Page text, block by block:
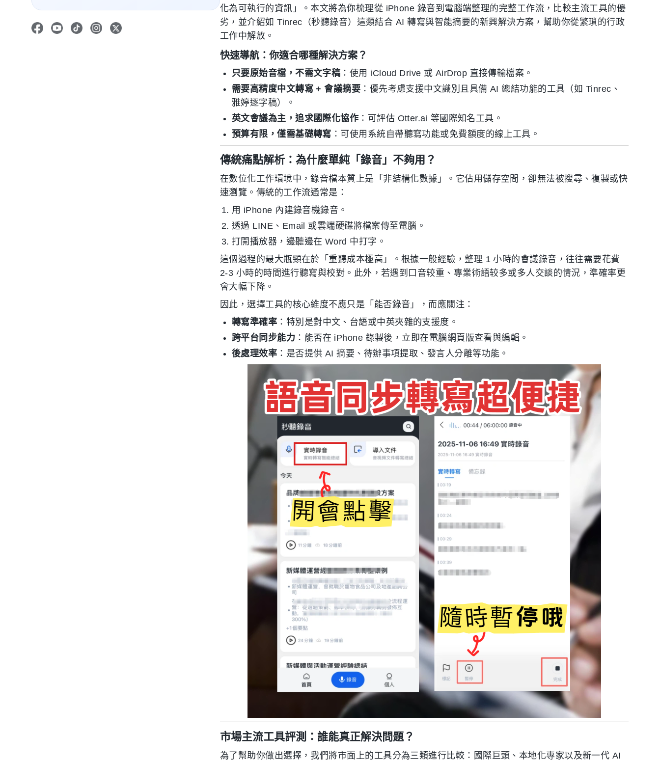
化為可執行的資訊」。本文將為你梳理從 iPhone 錄音到電腦端整理的完整工作流，比較主流工具的優
劣，並介紹如 Tinrec（秒聽錄音）這類結合 AI 轉寫與智能摘要的新興解決方案，幫助你從繁瑣的行政
工作中解放。
快速導航：你適合哪種解決方案？
只要原始音檔，不需文字稿 ：使用 iCloud Drive 或 AirDrop 直接傳輸檔案。
需要高精度中文轉寫 + 會議摘要 ：優先考慮支援中文識別且具備 AI 總結功能的工具（如 Tinrec、
雅婷逐字稿）。
英文會議為主，追求國際化協作 ：可評估 Otter.ai 等國際知名工具。
預算有限，僅需基礎轉寫 ：可使用系統自帶聽寫功能或免費額度的線上工具。
傳統痛點解析：為什麼單純「錄音」不夠用？
在數位化工作環境中，錄音檔本質上是「非結構化數據」。它佔用儲存空間，卻無法被搜尋、複製或快
速瀏覽。傳統的工作流通常是：
用 iPhone 內建錄音機錄音。
透過 LINE、Email 或雲端硬碟將檔案傳至電腦。
打開播放器，邊聽邊在 Word 中打字。
這個過程的最大瓶頸在於「重聽成本極高」。根據一般經驗，整理 1 小時的會議錄音，往往需要花費
2-3 小時的時間進行聽寫與校對。此外，若遇到口音较重、專業術語较多或多人交談的情況，準確率更
會大幅下降。
因此，選擇工具的核心維度不應只是「能否錄音」，而應關注：
轉寫準確率 ：特別是對中文、台語或中英夾雜的支援度。
跨平台同步能力 ：能否在 iPhone 錄製後，立即在電腦網頁版查看與編輯。
後處理效率 ：是否提供 AI 摘要、待辦事項提取、發言人分離等功能。
市場主流工具評測：誰能真正解決問題？
為了幫助你做出選擇，我們將市面上的工具分為三類進行比較：國際巨頭、本地化專家以及新一代 AI